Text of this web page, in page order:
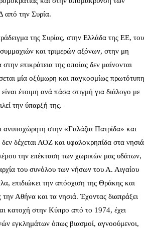
από την Συρία.
της Συρίας, στην Ελλάδα της ΕΕ, του
και τριμερών αξόνων, στην μη
επικράτεια της οποίας δεν μαίνονται
μία οξύμωρη και παγκοσμίως πρωτότυπη
έτοιμη ανά πάσα στιγμή για διάλογο με
την ύπαρξή της.
ανυποχώρητη στην «Γαλάζια Πατρίδα» και
δεν δέχεται ΑΟΖ και υφαλοκρηπίδα στα νησιά
την επέκταση των χωρικών μας υδάτων,
του συνόλου των νήσων του Α. Αιγαίου
επιδιώκει την απόσχιση της Θράκης και
την Αθήνα και τα νησιά. Έχοντας διαπράξει
κατοχή στην Κύπρο από το 1974, έχει
εγκλημάτων όπως βιασμοί, αγνοούμενοι,